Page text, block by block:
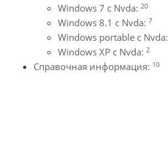
Windows 7 с Nvda: 20
Windows 8.1 с Nvda: 7
Windows portable с Nvda:
Windows XP с Nvda: 2
Справочная информация: 10